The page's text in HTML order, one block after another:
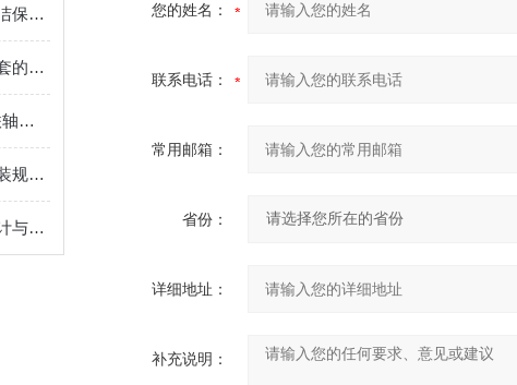
防尘液压立柱保护套日常清洁保养与更换规范
如何延长防尘液压立柱保护套的使用寿命？
2026年大扭矩/耐高温精密联轴器定制找哪家？能实现精准定制的优质厂家盘点
煤矿用液压立柱保护套的安装规范与使用寿命提升方案
液压支架立柱防尘罩结构设计与密封防护原理
您的姓名：
联系电话：
常用邮箱：
省份：
详细地址：
补充说明：